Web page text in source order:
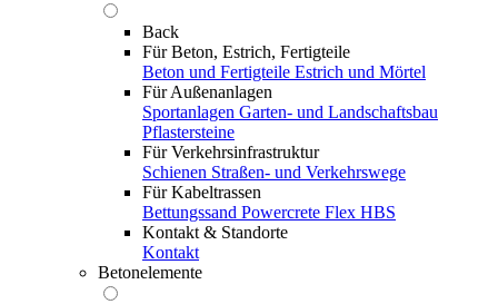
Back
Für Beton, Estrich, Fertigteile
Beton und Fertigteile Estrich und Mörtel
Für Außenanlagen
Sportanlagen Garten- und Landschaftsbau
Pflastersteine
Für Verkehrsinfrastruktur
Schienen Straßen- und Verkehrswege
Für Kabeltrassen
Bettungssand Powercrete Flex HBS
Kontakt & Standorte
Kontakt
Betonelemente